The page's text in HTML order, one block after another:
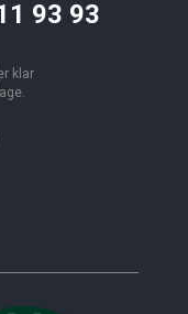
93 93
klar